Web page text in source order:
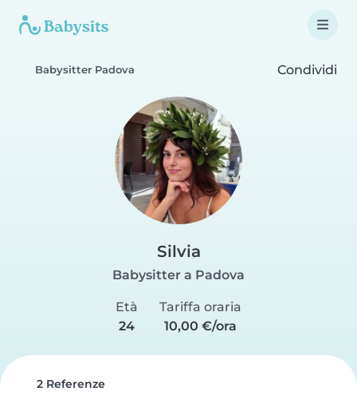
Babysitter Padova Condividi
Silvia
Babysitter a Padova
Età
24
Tariffa oraria
10,00 €/ora
2 Referenze